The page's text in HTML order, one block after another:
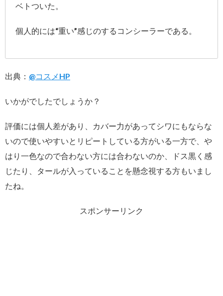
ベトついた。
個人的には“重い”感じのするコンシーラーである。
出典： @コスメHP
いかがでしたでしょうか？
評価には個人差があり、カバー力があってシワにもならな
いので使いやすいとリピートしている方がいる一方で、や
はり一色なので合わない方には合わないのか、ドス黒く感
じたり、タールが入っていることを懸念視する方もいまし
たね。
スポンサーリンク